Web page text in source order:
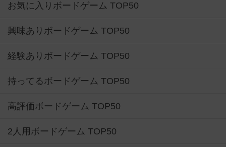
お気に入りボードゲーム TOP50
興味ありボードゲーム TOP50
経験ありボードゲーム TOP50
持ってるボードゲーム TOP50
高評価ボードゲーム TOP50
2人用ボードゲーム TOP50